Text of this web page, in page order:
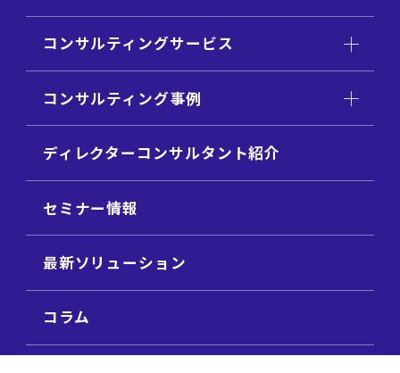
コンサルティングサービス
コンサルティング事例
ディレクターコンサルタント紹介
セミナー情報
最新ソリューション
コラム